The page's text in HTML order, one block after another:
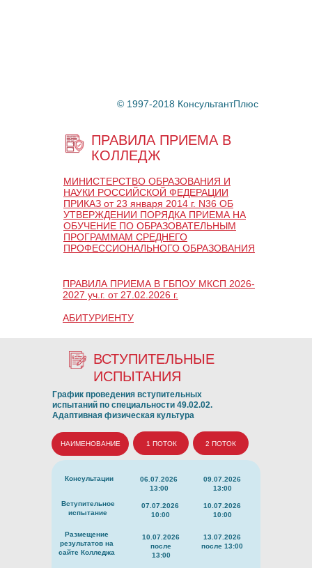
© 1997-2018 КонсультантПлюс
ПРАВИЛА ПРИЕМА В
КОЛЛЕДЖ
МИНИСТЕРСТВО ОБРАЗОВАНИЯ И
НАУКИ РОССИЙСКОЙ ФЕДЕРАЦИИ
ПРИКАЗ от 23 января 2014 г. N36 ОБ
УТВЕРЖДЕНИИ ПОРЯДКА ПРИЕМА НА
ОБУЧЕНИЕ ПО ОБРАЗОВАТЕЛЬНЫМ
ПРОГРАММАМ СРЕДНЕГО
ПРОФЕССИОНАЛЬНОГО ОБРАЗОВАНИЯ
ПРАВИЛА ПРИЕМА В ГБПОУ МКСП 2026-
2027 уч.г. от 27.02.2026 г.
АБИТУРИЕНТУ
ВСТУПИТЕЛЬНЫЕ
ИСПЫТАНИЯ
График проведения вступительных
испытаний по специальности 49.02.02.
Адаптивная физическая культура
НАИМЕНОВАНИЕ
Консультации
06.07.2026
13:00
09.07.2026
13:00
Вступительное
испытание
07.07.2026
10:00
10.07.2026
10:00
Размещение
результатов на
сайте Колледжа
10.07.2026
после
13:00
13.07.2026
после 13:00
2 ПОТОК
1 ПОТОК